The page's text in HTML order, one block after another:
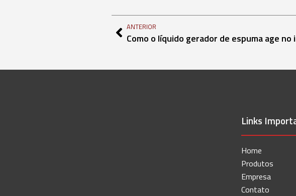
ANTERIOR
Como o líquido gerador de espuma age no
Links
Home
Produtos
Empresa
Contato